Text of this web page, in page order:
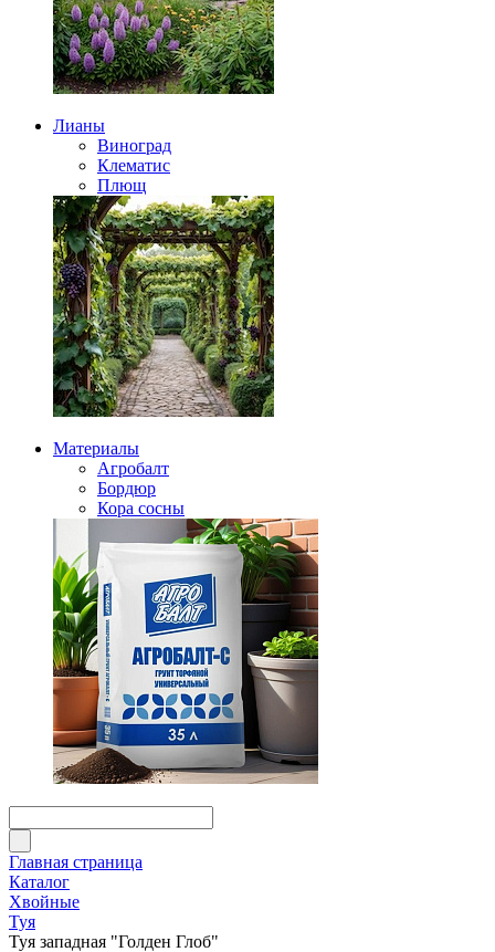
Лианы
Виноград
Клематис
Плющ
Материалы
Агробалт
Бордюр
Кора сосны
Главная страница
Каталог
Хвойные
Туя
Туя западная "Голден Глоб"